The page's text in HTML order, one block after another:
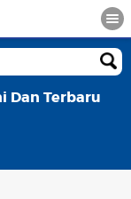
Dan Terbaru